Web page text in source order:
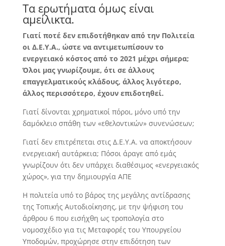
Τα ερωτήματα όμως είναι
αμείλικτα.
Γιατί ποτέ δεν επιδοτήθηκαν από την Πολιτεία
οι Δ.Ε.Υ.Α., ώστε να αντιμετωπίσουν το
ενεργειακό κόστος από το 2021 μέχρι σήμερα;
Όλοι μας γνωρίζουμε, ότι σε άλλους
επαγγελματικούς κλάδους, άλλος λιγότερο,
άλλος περισσότερο, έχουν επιδοτηθεί.
Γιατί δίνονται χρηματικοί πόροι, μόνο υπό την
δαμόκλειο σπάθη των «εθελοντικών» συνενώσεων;
Γιατί δεν επιτρέπεται στις Δ.Ε.Υ.Α. να αποκτήσουν
ενεργειακή αυτάρκεια; Πόσοι άραγε από εμάς
γνωρίζουν ότι δεν υπάρχει διαθέσιμος «ενεργειακός
χώρος», για την δημιουργία ΑΠΕ
Η πολιτεία υπό το βάρος της μεγάλης αντίδρασης
της Τοπικής Αυτοδιοίκησης, με την ψήφιση του
άρθρου 6 που εισήχθη ως τροπολογία στο
νομοσχέδιο για τις Μεταφορές του Υπουργείου
Υποδομών, προχώρησε στην επιδότηση των